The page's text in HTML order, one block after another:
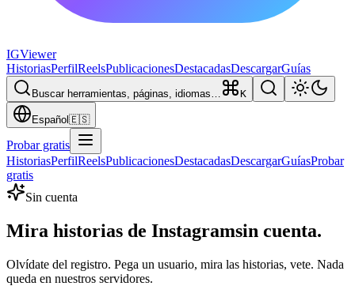
IGViewer
HistoriasPerfilReelsPublicacionesDestacadasDescargarGuías
Buscar herramientas, páginas, idiomas… K
Español 🇪🇸
Probar gratis
HistoriasPerfilReelsPublicacionesDestacadasDescargarGuíasProbar
gratis
Sin cuenta
Mira historias de Instagramsin cuenta.
Olvídate del registro. Pega un usuario, mira las historias, vete. Nada
queda en nuestros servidores.